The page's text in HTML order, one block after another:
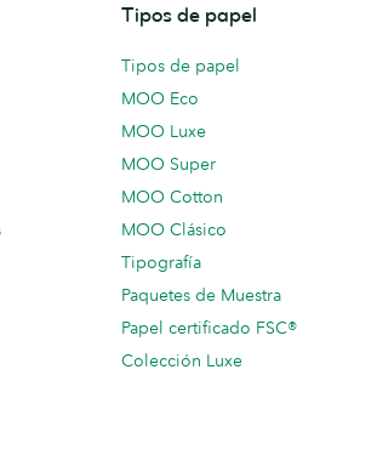
Tipos de papel
Tipos de papel
MOO Eco
MOO Luxe
MOO Super
MOO Cotton
MOO Clásico
Tipografía
Paquetes de Muestra
Papel certificado FSC®
Colección Luxe